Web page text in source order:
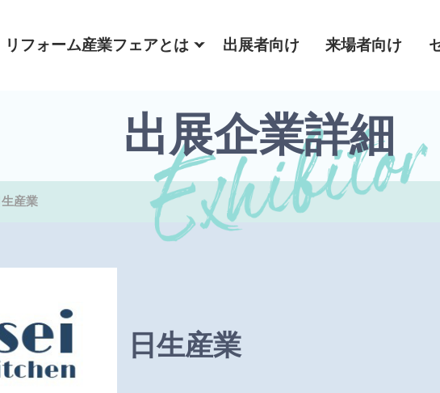
リフォーム産業フェアとは 出展者向け 来場者向け
出展企業詳細
生産業
日生産業